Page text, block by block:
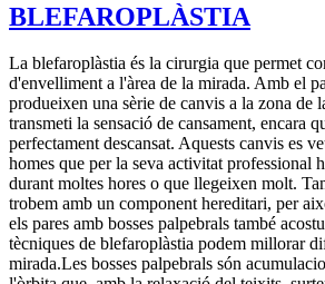
BLEFAROPLÀSTIA
La blefaroplàstia és la cirurgia que permet
d'envelliment a l'àrea de la mirada. Amb el
produeixen una sèrie de canvis a la zona de
transmeti la sensació de cansament, encara
perfectament descansat. Aquests canvis es
homes que per la seva activitat professional
durant moltes hores o que llegeixen molt.
trobem amb un component hereditari, per
els pares amb bosses palpebrals també
tècniques de blefaroplàstia podem millorar
mirada.Les bosses palpebrals són